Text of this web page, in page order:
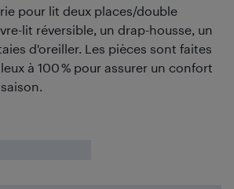
pour lit deux places/double
lit réversible, un drap-housse, un
d'oreiller. Les pièces sont faites
à 100 % pour assurer un confort